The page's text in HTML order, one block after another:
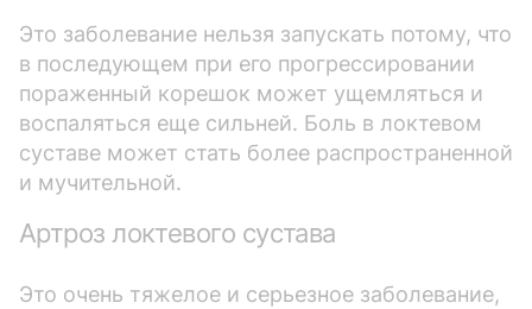
Это заболевание нельзя запускать потому, что
в последующем при его прогрессировании
пораженный корешок может ущемляться и
воспаляться еще сильней. Боль в локтевом
суставе может стать более распространенной
и мучительной.
Артроз локтевого сустава
Это очень тяжелое и серьезное заболевание,